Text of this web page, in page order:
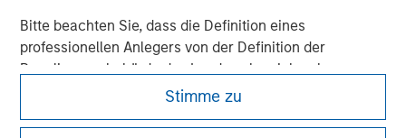
Bitte beachten Sie, dass die Definition eines
professionellen Anlegers von der Definition der
Regulierungsbehörde des Landes abweichen kann, von
dem aus auf die Website zugegriffen wird.
Stimme zu